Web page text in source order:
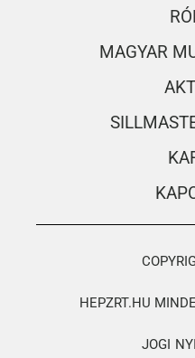
MAGYAR
HEPZRT.HU
JOGI